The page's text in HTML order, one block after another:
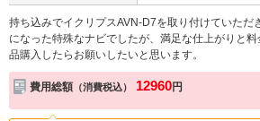
持ち込みでイクリプスAVN-D7を取り付けていただ
になった特殊なナビでしたが、満足な仕上がりと
品購入したらお願いしたいと思います。
費用総額 （消費税込） 12960円